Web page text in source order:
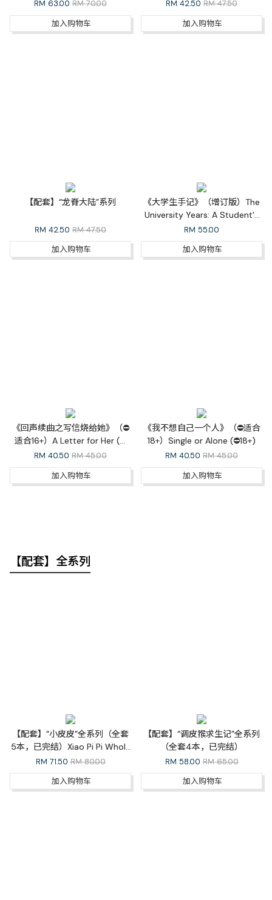
RM 63.00 RM 70.00
加入购物车
RM 42.50 RM 47.50
加入购物车
【配套】“龙脊大陆”系列
RM 42.50 RM 47.50
加入购物车
《大学生手记》（增订版）The
University Years: A Student's
Diaries (Revised Edition)
RM 55.00
加入购物车
《回声续曲之写信烧给她》（⛔
适合16+）A Letter for Her (⛔
16+)
RM 40.50 RM 45.00
加入购物车
《我不想自己一个人》（⛔适合
18+）Single or Alone (⛔18+)
RM 40.50 RM 45.00
加入购物车
【配套】全系列
【配套】“小皮皮”全系列（全套
5本，已完结）Xiao Pi Pi Whole
Series
RM 71.50 RM 80.00
加入购物车
【配套】“调皮猴求生记”全系列
（全套4本，已完结）
RM 58.00 RM 65.00
加入购物车